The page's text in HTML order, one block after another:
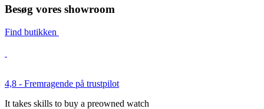
Besøg vores showroom
Find butikken
4,8 - Fremragende på trustpilot
It takes skills to buy a preowned watch